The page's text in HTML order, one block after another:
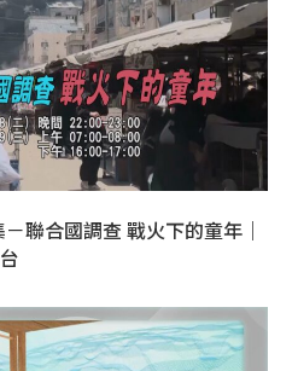
聯合國調查 戰火下的童年｜